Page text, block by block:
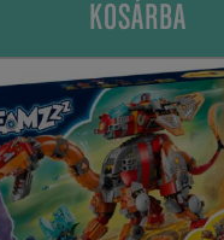
KOSÁRBA